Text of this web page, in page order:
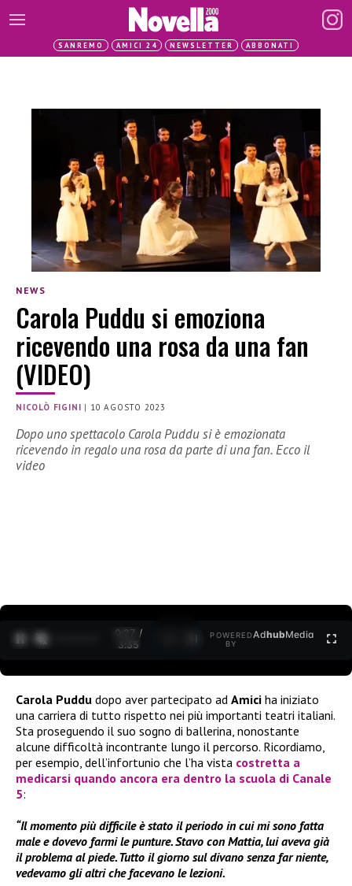
SANREMO AMICI 24 NEWSLETTER ABBONATI
NEWS
Carola Puddu si emoziona
ricevendo una rosa da una fan
(VIDEO)
NICOLÒ FIGINI | 10 AGOSTO 2023
Dopo uno spettacolo Carola Puddu si è emozionata
ricevendo in regalo una rosa da parte di una fan. Ecco il
video
0:28 /
3:35
POWERED
BY
AdhubMedia
Carola Puddu dopo aver partecipato ad Amici ha iniziato
una carriera di tutto rispetto nei più importanti teatri italiani.
Sta proseguendo il suo sogno di ballerina, nonostante
alcune difficoltà incontrante lungo il percorso. Ricordiamo,
per esempio, dell’infortunio che l’ha vista costretta a
medicarsi quando ancora era dentro la scuola di Canale
5:
“Il momento più difficile è stato il periodo in cui mi sono fatta
male e dovevo farmi le punture. Stavo con Mattia, lui aveva già
il problema al piede. Tutto il giorno sul divano senza far niente,
vedevamo gli altri che facevano le lezioni.